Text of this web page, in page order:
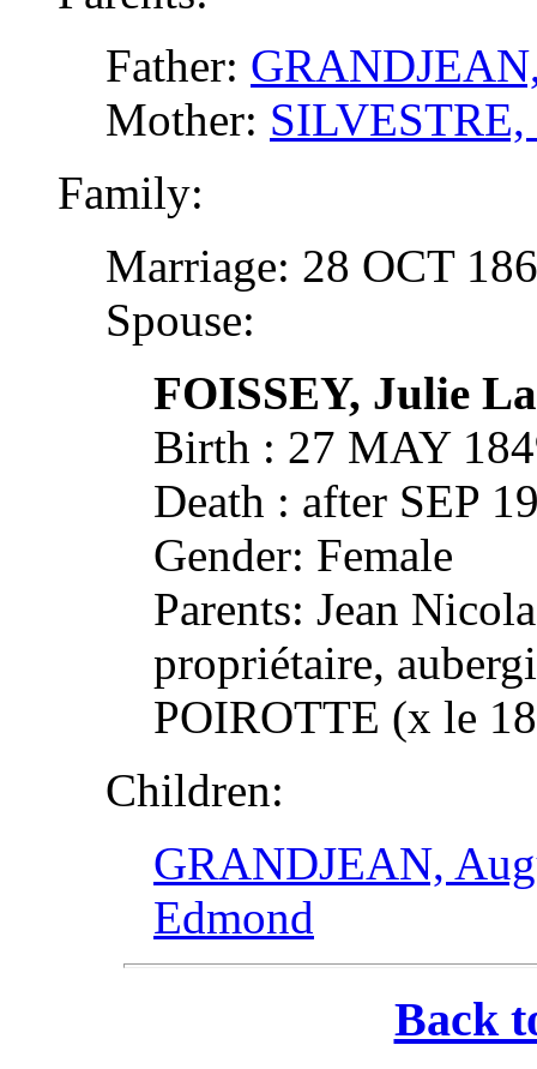
Father:
Mother: SILVESTRE,
Family:
Marriage: 28 OCT
Spouse:
FOISSEY, Julie
Birth : 27 MAY
Death : after SEP
Gender: Female
Parents: Jean
propriétaire,
POIROTTE (x le
Children:
GRANDJEAN,
Edmond
Back